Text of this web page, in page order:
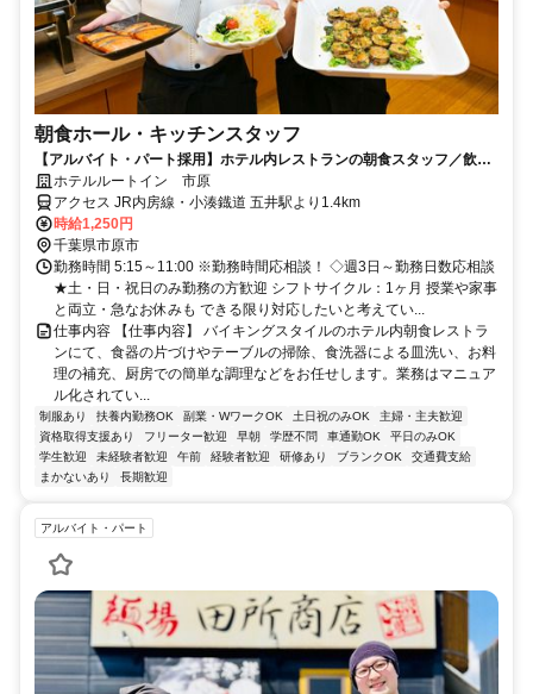
朝食ホール・キッチンスタッフ
【アルバイト・パート採用】ホテル内レストランの朝食スタッフ／飲食
未経験歓迎！主婦(夫)さん活躍中
ホテルルートイン 市原
アクセス JR内房線・小湊鐡道 五井駅より1.4km
時給1,250円
千葉県市原市
勤務時間 5:15～11:00 ※勤務時間応相談！ ◇週3日～勤務日数応相談
★土・日・祝日のみ勤務の方歓迎 シフトサイクル：1ヶ月 授業や家事
と両立・急なお休みも できる限り対応したいと考えてい...
仕事内容 【仕事内容】 バイキングスタイルのホテル内朝食レストラ
ンにて、食器の片づけやテーブルの掃除、食洗器による皿洗い、お料
理の補充、厨房での簡単な調理などをお任せします。業務はマニュア
ル化されてい...
制服あり 扶養内勤務OK 副業・WワークOK 土日祝のみOK
主婦・主夫歓迎
資格取得支援あり
フリーター歓迎 早朝 学歴不問 車通勤OK
平日のみOK
学生歓迎
未経験者歓迎 午前 経験者歓迎 研修あり ブランクOK
交通費支給
まかないあり
長期歓迎
アルバイト・パート